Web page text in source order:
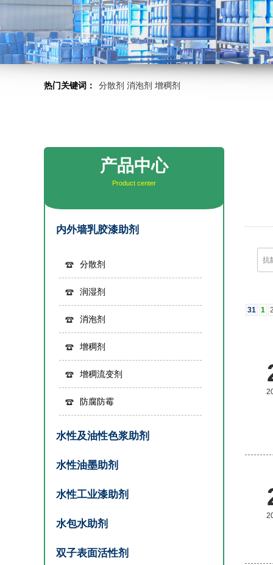
热门关键词： 分散剂 消泡剂 增稠剂
31 1
产品中心
Product center
内外墙乳胶漆助剂
分散剂
润湿剂
消泡剂
增稠剂
增稠流变剂
防腐防霉
水性及油性色浆助剂
水性油墨助剂
水性工业漆助剂
水包水助剂
双子表面活性剂